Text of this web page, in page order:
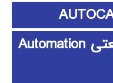
آموزش اتوماسیون صنعتی Automation